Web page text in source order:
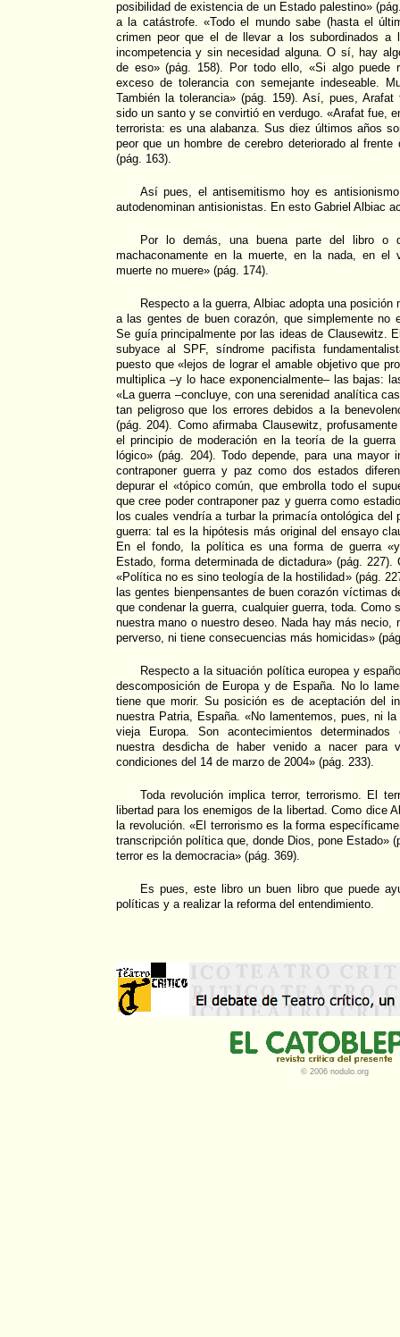
posibilidad de existencia de un Estado palestino»
a la catástrofe. «Todo el mundo sabe (hasta el
crimen peor que el de llevar a los subordinados a
incompetencia y sin necesidad alguna. O sí, hay
de eso» (pág. 158). Por todo ello, «Si algo puede
exceso de tolerancia con semejante indeseable.
También la tolerancia» (pág. 159). Así, pues,
sido un santo y se convirtió en verdugo. «Arafat fue,
terrorista: es una alabanza. Sus diez últimos años
peor que un hombre de cerebro deteriorado al frente
(pág. 163).
Así pues, el antisemitismo hoy es
autodenominan antisionistas. En esto Gabriel Albiac
Por lo demás, una buena parte del libro o
machaconamente en la muerte, en la nada, en el
muerte no muere» (pág. 174).
Respecto a la guerra, Albiac adopta una
a las gentes de buen corazón, que simplemente no
Se guía principalmente por las ideas de Clausewitz.
subyace al SPF, síndrome pacifista
puesto que «lejos de lograr el amable objetivo que
multiplica –y lo hace exponencialmente– las bajas:
«La guerra –concluye, con una serenidad analítica
tan peligroso que los errores debidos a la
(pág. 204). Como afirmaba Clausewitz,
el principio de moderación en la teoría de la
lógico» (pág. 204). Todo depende, para una mayor
contraponer guerra y paz como dos estados
depurar el «tópico común, que embrolla todo el
que cree poder contraponer paz y guerra como
los cuales vendría a turbar la primacía ontológica del
guerra: tal es la hipótesis más original del ensayo
En el fondo, la política es una forma de guerra
Estado, forma determinada de dictadura» (pág.
«Política no es sino teología de la hostilidad» (pág.
las gentes bienpensantes de buen corazón víctimas
que condenar la guerra, cualquier guerra, toda. Como
nuestra mano o nuestro deseo. Nada hay más necio,
perverso, ni tiene consecuencias más homicidas»
Respecto a la situación política europea y
descomposición de Europa y de España. No lo
tiene que morir. Su posición es de aceptación del
nuestra Patria, España. «No lamentemos, pues, ni
vieja Europa. Son acontecimientos determinados
nuestra desdicha de haber venido a nacer para
condiciones del 14 de marzo de 2004» (pág. 233).
Toda revolución implica terror, terrorismo. El
libertad para los enemigos de la libertad. Como dice
la revolución. «El terrorismo es la forma
transcripción política que, donde Dios, pone Estado»
terror es la democracia» (pág. 369).
Es pues, este libro un buen libro que puede
políticas y a realizar la reforma del entendimiento.
© 2006 nodulo.org